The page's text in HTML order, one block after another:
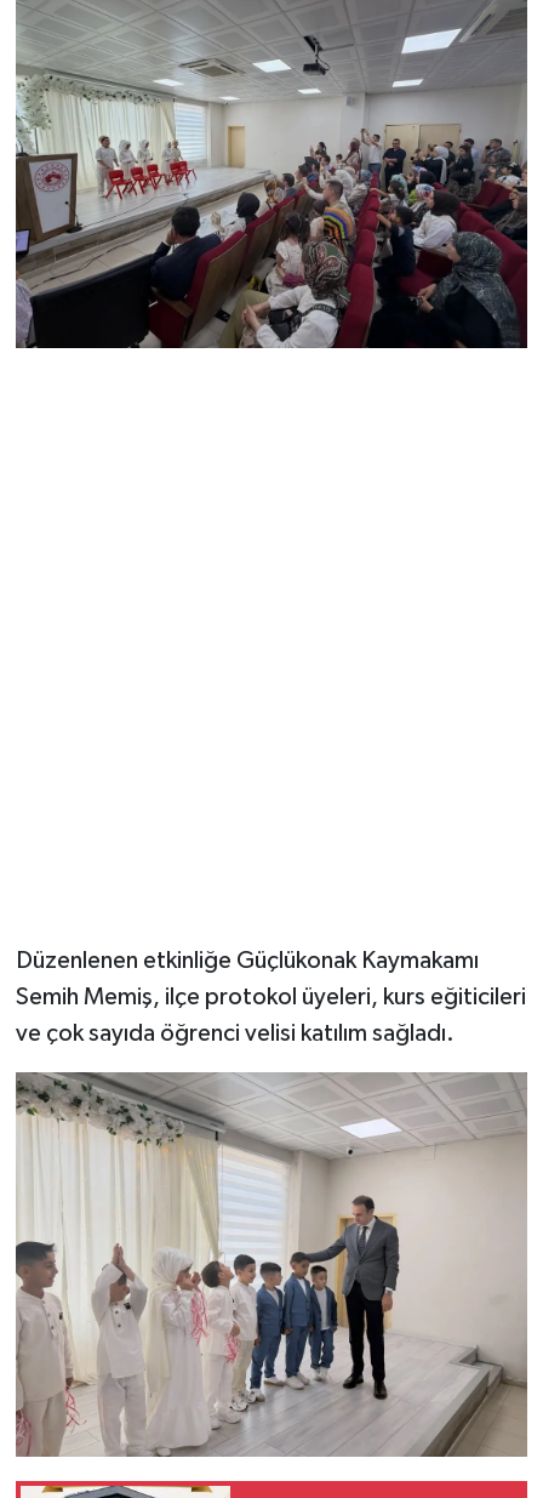
Düzenlenen etkinliğe Güçlükonak Kaymakamı
Semih Memiş, ilçe protokol üyeleri, kurs eğiticileri
ve çok sayıda öğrenci velisi katılım sağladı.